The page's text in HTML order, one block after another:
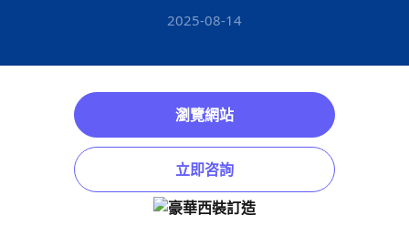
2025-08-14
瀏覽網站
立即咨詢